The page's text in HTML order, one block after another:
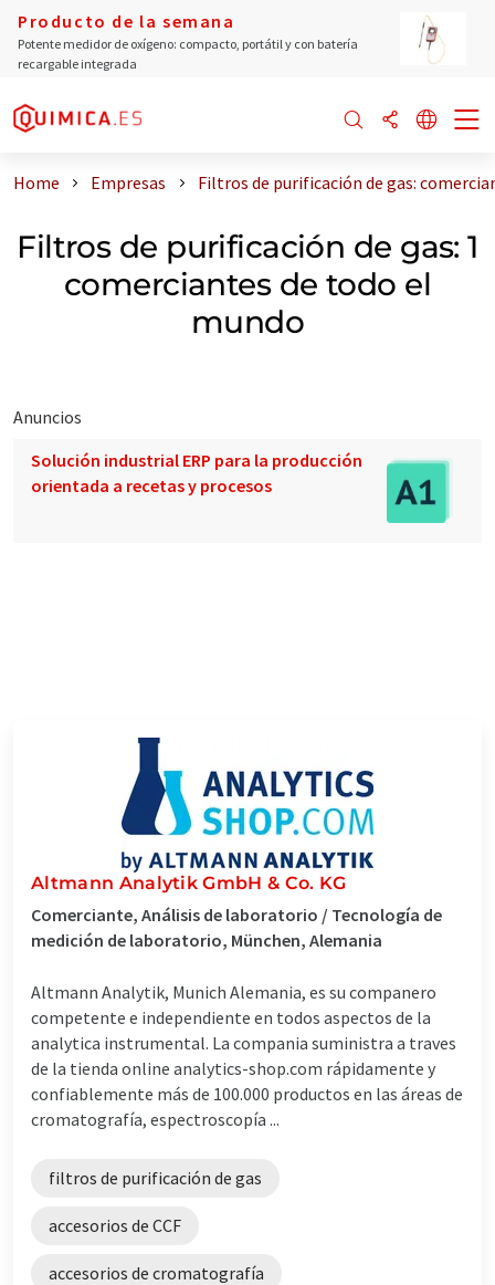
Producto de la semana
Potente medidor de oxígeno: compacto, portátil y con batería
recargable integrada
Home Empresas Filtros de purificación de gas:
Filtros de purificación de gas: 1
comerciantes de todo el
mundo
Anuncios
Solución industrial ERP para la producción
orientada a recetas y procesos
Altmann Analytik GmbH & Co. KG
Comerciante, Análisis de laboratorio / Tecnología de
medición de laboratorio, München, Alemania
Altmann Analytik, Munich Alemania, es su companero
competente e independiente en todos aspectos de la
analytica instrumental. La compania suministra a traves
de la tienda online analytics-shop.com rápidamente y
confiablemente más de 100.000 productos en las áreas de
cromatografía, espectroscopía ...
filtros de purificación de gas
accesorios de CCF
accesorios de cromatografía